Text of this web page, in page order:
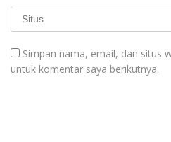
Simpan nama, email, dan situs
untuk komentar saya berikutnya.